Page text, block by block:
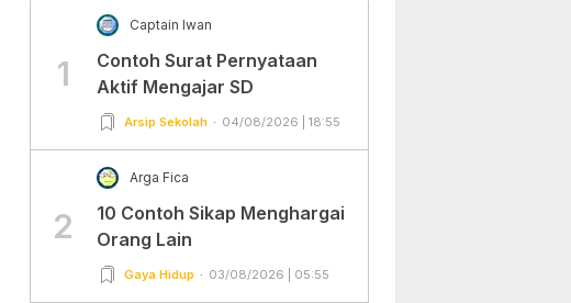
1
Captain Iwan
Contoh Surat Pernyataan
Aktif Mengajar SD
Arsip Sekolah 04/08/2026 | 18:55
2
Arga Fica
10 Contoh Sikap Menghargai
Orang Lain
Gaya Hidup 03/08/2026 | 05:55